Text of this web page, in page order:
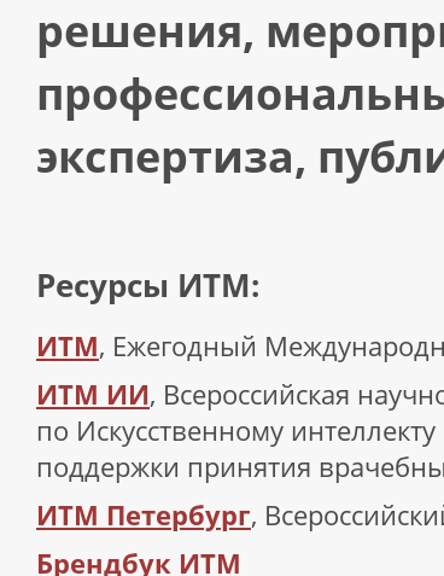
решения,
экспертиза,
Ресурсы ИТМ:
ИТМ, Ежегодный
ИТМ ИИ, Всероссийская
по Искусственному
поддержки принятия
ИТМ Петербург,
Брендбук ИТМ